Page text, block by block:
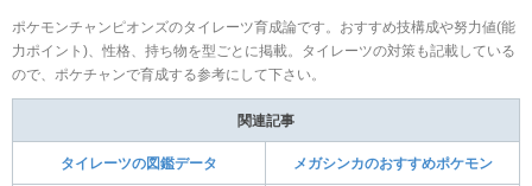
ポケモンチャンピオンズのタイレーツ育成論です。おすすめ技構成や努力値(能
力ポイント)、性格、持ち物を型ごとに掲載。タイレーツの対策も記載している
ので、ポケチャンで育成する参考にして下さい。
関連記事
タイレーツの図鑑データ メガシンカのおすすめポケモン